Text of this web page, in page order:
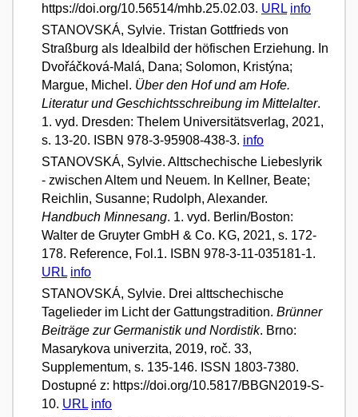
https://doi.org/10.56514/mhb.25.02.03. URL info
STANOVSKÁ, Sylvie. Tristan Gottfrieds von
Straßburg als Idealbild der höfischen Erziehung. In
Dvořáčková-Malá, Dana; Solomon, Kristýna;
Margue, Michel. Über den Hof und am Hofe.
Literatur und Geschichtsschreibung im Mittelalter.
1. vyd. Dresden: Thelem Universitätsverlag, 2021,
s. 13-20. ISBN 978-3-95908-438-3. info
STANOVSKÁ, Sylvie. Alttschechische Liebeslyrik
- zwischen Altem und Neuem. In Kellner, Beate;
Reichlin, Susanne; Rudolph, Alexander.
Handbuch Minnesang. 1. vyd. Berlin/Boston:
Walter de Gruyter GmbH & Co. KG, 2021, s. 172-
178. Reference, Fol.1. ISBN 978-3-11-035181-1.
URL info
STANOVSKÁ, Sylvie. Drei alttschechische
Tagelieder im Licht der Gattungstradition. Brünner
Beiträge zur Germanistik und Nordistik. Brno:
Masarykova univerzita, 2019, roč. 33,
Supplementum, s. 135-146. ISSN 1803-7380.
Dostupné z: https://doi.org/10.5817/BBGN2019-S-
10. URL info